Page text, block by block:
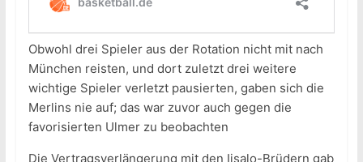
Obwohl drei Spieler aus der Rotation nicht mit nach
München reisten, und dort zuletzt drei weitere
wichtige Spieler verletzt pausierten, gaben sich die
Merlins nie auf; das war zuvor auch gegen die
favorisierten Ulmer zu beobachten
Die Vertragsverlängerung mit den Iisalo-Brüdern gab